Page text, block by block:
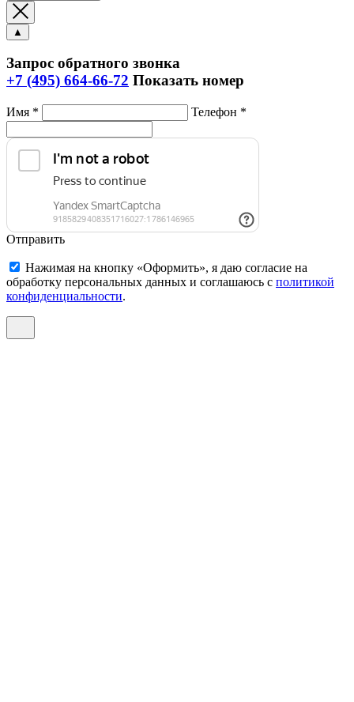
▲
Запрос обратного звонка
+7 (495) 664-66-72 Показать номер
Имя * Телефон *
Отправить
Нажимая на кнопку «Оформить», я даю согласие на
обработку персональных данных и соглашаюсь c политикой
конфиденциальности.